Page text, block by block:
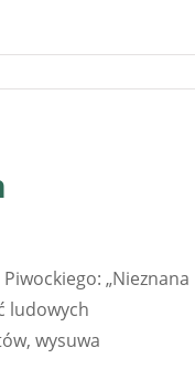
„Nieznana
ludowych
wysuwa